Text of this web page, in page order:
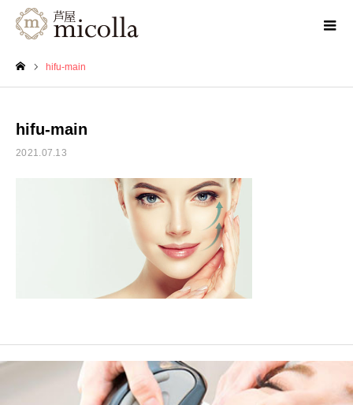
hifu-main
hifu-main
2021.07.13